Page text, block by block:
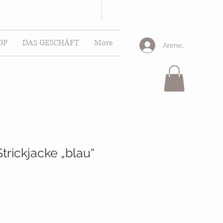
DAS GESCHÄFT More Anmelden
„blau“